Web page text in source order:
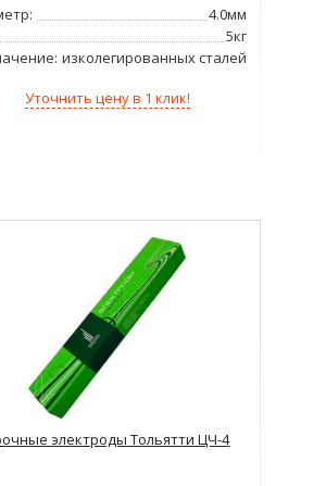
4.0мм
5кг
для низколегированных сталей
Уточнить цену в 1 клик!
электроды Тольятти ЦЧ-4